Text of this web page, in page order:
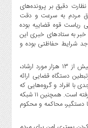
دقیق بر پرونده‌های
مردم به سرعت و دقت
ریاست قوه قضاییه بوده
۴۰۰ هزار گزارش و خبر به ستادهای خبری این
مورد آن واجد شرایط حفاظتی بوده و
جهانگیر با اشاره به اقدامات پیشگیرانه گفت: بیش از ۱۳ هزار مورد ارشاد،
دستگاه قضایی ارائه
با افراد و گروه‌هایی که
در دستگاه قضایی اعمال نفوذ کرده‌اند صورت گرفته است. همچنین ۱۱ شبکه
شبکه‌ها دستگیر، محاکمه و محکوم